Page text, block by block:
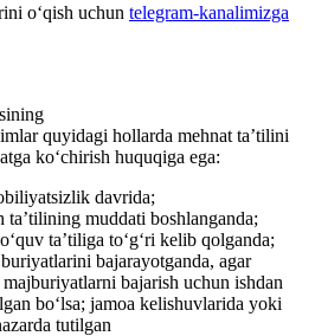
oʻqish uchun telegram-kanalimizga
quyidagi hollarda mehnat ta’tilini
koʻchirish huquqiga ega:
davrida;
muddati boshlanganda;
ta’tiliga toʻgʻri kelib qolganda;
bajarayotganda, agar
bajarish uchun ishdan
boʻlsa; jamoa kelishuvlarida yoki
tutilgan